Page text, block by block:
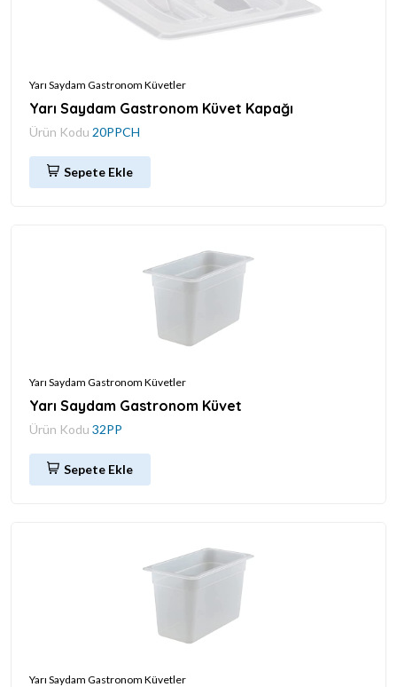
Yarı Saydam Gastronom Küvetler
Yarı Saydam Gastronom Küvet Kapağı
Ürün Kodu 20PPCH
Sepete Ekle
Yarı Saydam Gastronom Küvetler
Yarı Saydam Gastronom Küvet
Ürün Kodu 32PP
Sepete Ekle
Yarı Saydam Gastronom Küvetler